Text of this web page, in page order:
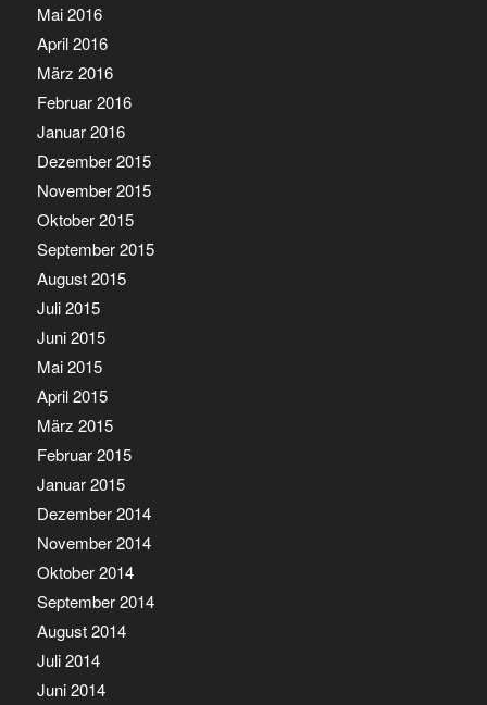
Mai 2016
April 2016
März 2016
Februar 2016
Januar 2016
Dezember 2015
November 2015
Oktober 2015
September 2015
August 2015
Juli 2015
Juni 2015
Mai 2015
April 2015
März 2015
Februar 2015
Januar 2015
Dezember 2014
November 2014
Oktober 2014
September 2014
August 2014
Juli 2014
Juni 2014